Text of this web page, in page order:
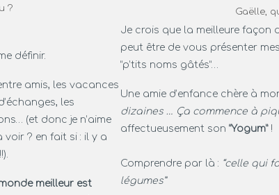
?
définir.
amis, les vacances
les
(et donc je n’aime
voir ? en fait si : il y a
monde meilleur est
Gaëlle,
Je crois que la meilleure façon
peut être de vous présenter
“p’tits noms gâtés”…
Une amie d’enfance chère à
dizaines … Ça commence à
affectueusement son “Yogum”!
Comprendre par là : “celle qui
légumes”